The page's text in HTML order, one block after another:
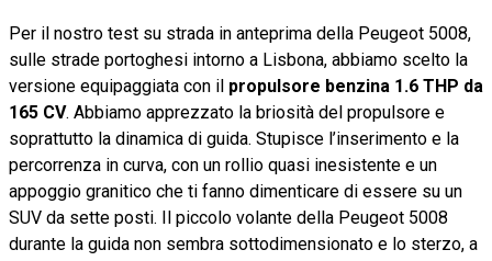
Per il nostro test su strada in anteprima della Peugeot 5008,
sulle strade portoghesi intorno a Lisbona, abbiamo scelto la
versione equipaggiata con il propulsore benzina 1.6 THP da
165 CV. Abbiamo apprezzato la briosità del propulsore e
soprattutto la dinamica di guida. Stupisce l’inserimento e la
percorrenza in curva, con un rollio quasi inesistente e un
appoggio granitico che ti fanno dimenticare di essere su un
SUV da sette posti. Il piccolo volante della Peugeot 5008
durante la guida non sembra sottodimensionato e lo sterzo, a